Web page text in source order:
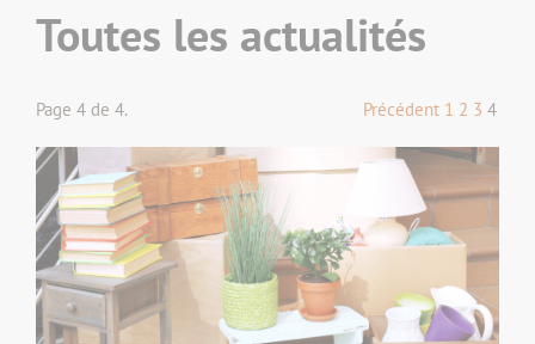
Toutes les actualités
Page 4 de 4. Précédent 1 2 3 4